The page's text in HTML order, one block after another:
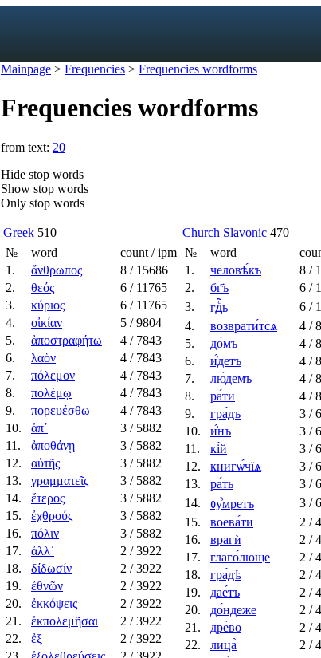
Mainpage > Frequencies > Frequencies wordforms
Frequencies wordforms
from text: 20
Hide stop words
Show stop words
Only stop words
Greek 510 Church Slavonic 470
№
word
count / ipm
1.
ἄνθρωπος 8 / 15686
2.
θεός 6 / 11765
3.
κύριος 6 / 11765
4.
οἰκίαν 5 / 9804
5.
ἀποστραφήτω 4 / 7843
6.
λαὸν 4 / 7843
7.
πόλεμον 4 / 7843
8.
πολέμῳ 4 / 7843
9.
πορευέσθω 4 / 7843
10.
ἀπ᾿ 3 / 5882
11.
ἀποθάνῃ 3 / 5882
12.
αὐτῆς 3 / 5882
13.
γραμματεῖς 3 / 5882
14.
ἕτερος 3 / 5882
15.
ἐχθρούς 3 / 5882
16.
πόλιν 3 / 5882
17.
ἀλλ᾿ 2 / 3922
18.
δίδωσίν 2 / 3922
19.
ἐθνῶν 2 / 3922
20.
ἐκκόψεις 2 / 3922
21.
ἐκπολεμῆσαι 2 / 3922
22.
ἐξ 2 / 3922
№ word
1.
человѣ́къ 8 /
2.
бг҃ъ 6 /
3.
гдⷭ҇ь 6 /
4.
возврати́тсѧ 4 /
5.
до́мъ 4 /
6.
и҆́детъ 4 /
7.
лю́демъ 4 /
8.
ра́ти 4 /
9.
гра́дъ 3 /
10.
и҆́нъ 3 /
11.
кі́й 3 /
12.
книгѡ́чїѧ 3 /
13.
ра́ть 3 /
14.
ᲂу҆́мретъ 3 /
15.
воева́ти 2 /
16.
врагѝ 2 /
17.
глаго́люще 2 /
18.
гра́дѣ 2 /
19.
дае́тъ 2 /
20.
до́ндеже 2 /
21.
дре́во 2 /
22.
лица̀ 2 /